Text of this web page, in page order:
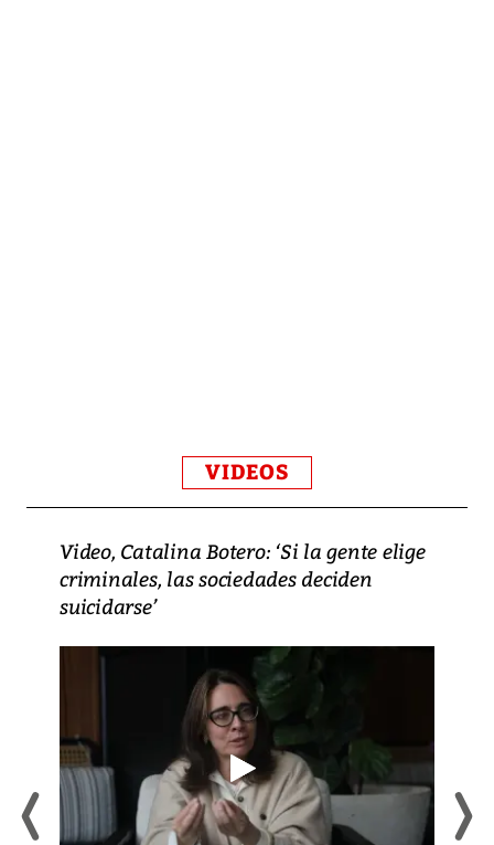
VIDEOS
Video, Catalina Botero: ‘Si la gente elige
criminales, las sociedades deciden
suicidarse’